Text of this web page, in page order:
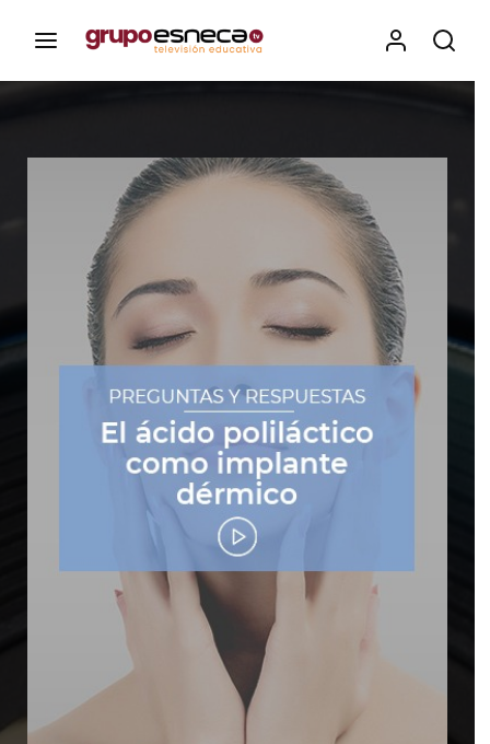
Esneca TV
Iniciar Sesión
Para iniciar sesión debes introducir el
mismo usuario y contraseña que utilizas
para acceder al campus virtual:
https://elcampusonline.com
Dirección de correo electrónico
Contraseña
ENTRAR
Recuérdame